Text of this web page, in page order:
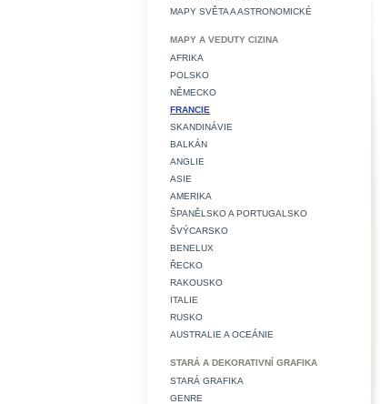
MAPY SVĚTA A ASTRONOMICKÉ
MAPY A VEDUTY CIZINA
AFRIKA
POLSKO
NĚMECKO
FRANCIE
SKANDINÁVIE
BALKÁN
ANGLIE
ASIE
AMERIKA
ŠPANĚLSKO A PORTUGALSKO
ŠVÝCARSKO
BENELUX
ŘECKO
RAKOUSKO
ITALIE
RUSKO
AUSTRALIE A OCEÁNIE
STARÁ A DEKORATIVNÍ GRAFIKA
STARÁ GRAFIKA
GENRE